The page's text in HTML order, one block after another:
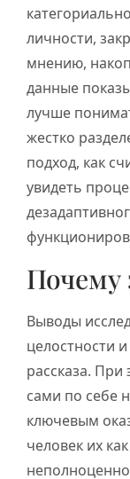
личности,
мнению,
данные
лучше
жестко
подход, как
увидеть
Почему
Выводы
целостности
рассказа.
сами по себе
ключевым
человек их